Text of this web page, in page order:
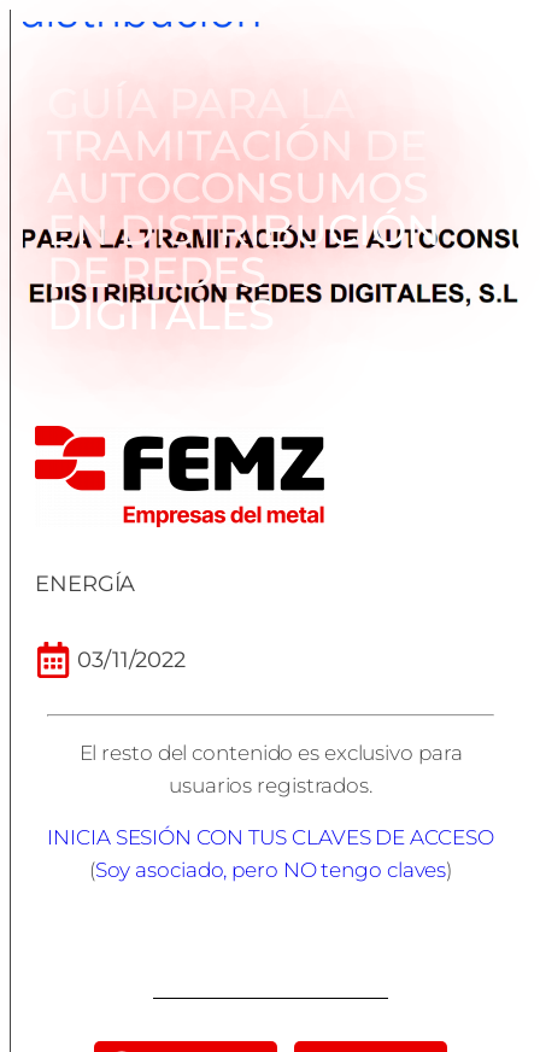
GUÍA PARA LA
TRAMITACIÓN DE
AUTOCONSUMOS
EN DISTRIBUCIÓN
DE REDES
DIGITALES
ENERGÍA
03/11/2022
El resto del contenido es exclusivo para
usuarios registrados.
INICIA SESIÓN CON TUS CLAVES DE ACCESO
(Soy asociado, pero NO tengo claves)